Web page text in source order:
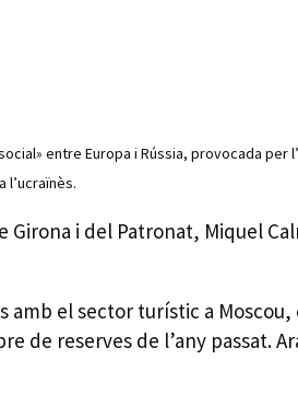
entre Europa i Rússia, provocada
l’ucraïnès.
Girona i del Patronat, Miquel
el sector turístic a
de reserves de l’any